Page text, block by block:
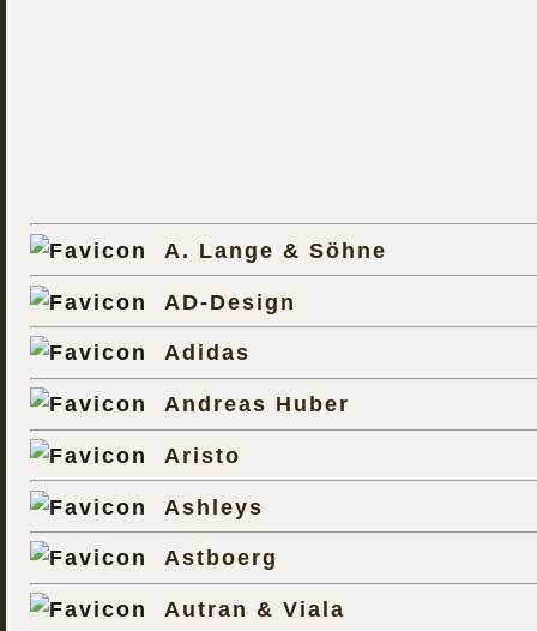
A. Lange & Söhne
AD-Design
Adidas
Andreas Huber
Aristo
Ashleys
Astboerg
Autran & Viala